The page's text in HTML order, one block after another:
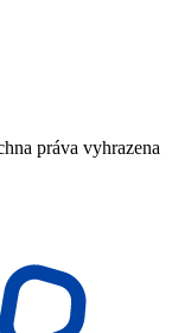
práva vyhrazena